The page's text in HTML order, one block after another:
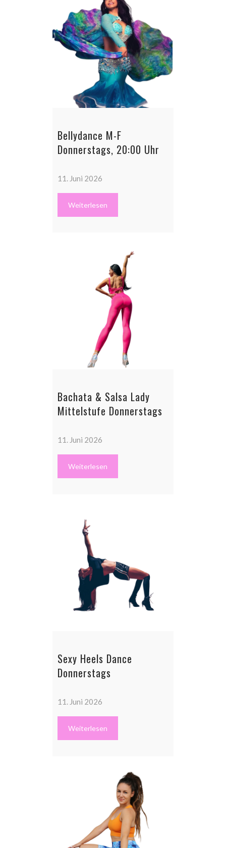
Bellydance M-F
Donnerstags, 20:00 Uhr
11. Juni 2026
Weiterlesen
Bachata & Salsa Lady
Mittelstufe Donnerstags
11. Juni 2026
Weiterlesen
Sexy Heels Dance
Donnerstags
11. Juni 2026
Weiterlesen